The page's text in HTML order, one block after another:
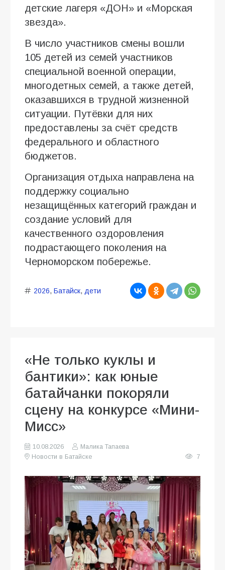
детские лагеря «ДОН» и «Морская
звезда».
В число участников смены вошли
105 детей из семей участников
специальной военной операции,
многодетных семей, а также детей,
оказавшихся в трудной жизненной
ситуации. Путёвки для них
предоставлены за счёт средств
федерального и областного
бюджетов.
Организация отдыха направлена на
поддержку социально
незащищённых категорий граждан и
создание условий для
качественного оздоровления
подрастающего поколения на
Черноморском побережье.
2026, Батайск, дети
«Не только куклы и
бантики»: как юные
батайчанки покоряли
сцену на конкурсе «Мини-
Мисс»
10.08.2026
Малика Тапаева
Новости в Батайске
7